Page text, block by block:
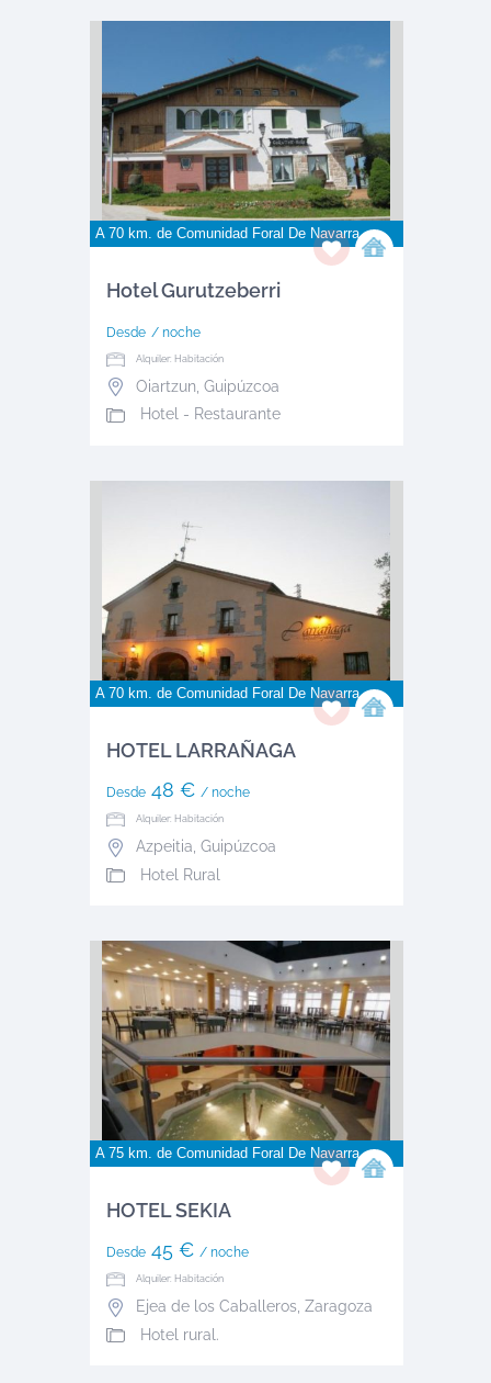
A 70 km. de Comunidad Foral De Navarra
Hotel Gurutzeberri
Desde / noche
Alquiler: Habitación
Oiartzun Guipúzcoa
Hotel - Restaurante
A 70 km. de Comunidad Foral De Navarra
HOTEL LARRAÑAGA
Desde48 € / noche
Alquiler: Habitación
Azpeitia Guipúzcoa
Hotel Rural
A 75 km. de Comunidad Foral De Navarra
HOTEL SEKIA
Desde45 € / noche
Alquiler: Habitación
Ejea de los Caballeros, Zaragoza
Hotel rural.